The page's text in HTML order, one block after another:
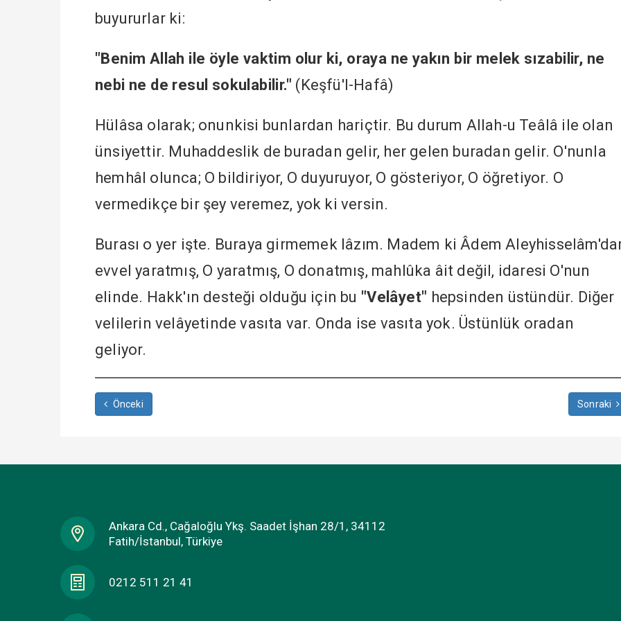
buyururlar ki:
"Benim Allah ile öyle vaktim olur ki, oraya ne yakın bir melek sızabilir, ne
nebi ne de resul sokulabilir." (Keşfü'l-Hafâ)
Hülâsa olarak; onunkisi bunlardan hariçtir. Bu durum Allah-u Teâlâ ile olan
ünsiyettir. Muhaddeslik de buradan gelir, her gelen buradan gelir. O'nunla
hemhâl olunca; O bildiriyor, O duyuruyor, O gösteriyor, O öğretiyor. O
vermedikçe bir şey veremez, yok ki versin.
Burası o yer işte. Buraya girmemek lâzım. Madem ki Âdem
evvel yaratmış, O yaratmış, O donatmış, mahlûka âit değil, idaresi O'nun
elinde. Hakk'ın desteği olduğu için bu "Velâyet" hepsinden üstündür. Diğer
velilerin velâyetinde vasıta var. Onda ise vasıta yok. Üstünlük oradan
geliyor.
Önceki Sonraki
Ankara Cd., Cağaloğlu Ykş. Saadet İşhan 28/1, 34112
Fatih/İstanbul, Türkiye
0212 511 21 41